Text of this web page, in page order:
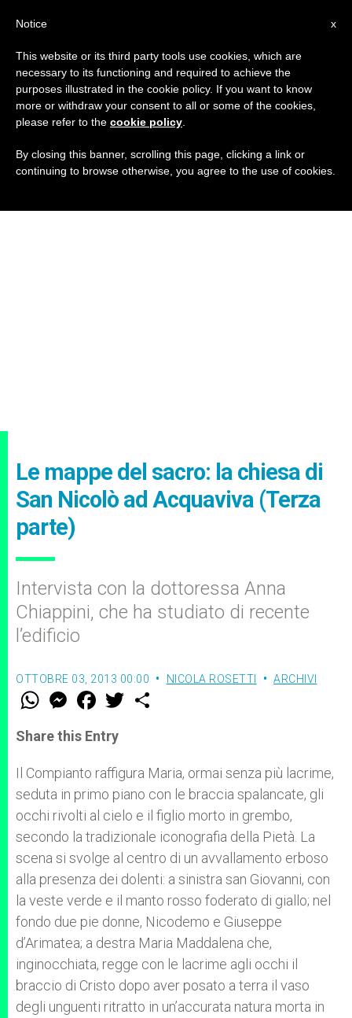
Le mappe del sacro: la chiesa di
San Nicolò ad Acquaviva (Terza
parte)
Intervista con la dottoressa Anna
Chiappini, che ha studiato di recente
l’edificio
OTTOBRE 03, 2013 00:00 NICOLA ROSETTI ARCHIVI
W
t
s
p
p
M
e
s
e
g
e
r
F
a
e
b
o
k
w
r
Share this Entry
Il Compianto raffigura Maria, ormai senza più lacrime,
seduta in primo piano con le braccia spalancate, gli
occhi rivolti al cielo e il figlio morto in grembo,
secondo la tradizionale iconografia della Pietà. La
scena si svolge al centro di un avvallamento erboso
alla presenza dei dolenti: a sinistra san Giovanni, con
la veste verde e il manto rosso foderato di giallo; nel
fondo due pie donne, Nicodemo e Giuseppe
d’Arimatea; a destra Maria Maddalena che,
inginocchiata, regge con le lacrime agli occhi il
braccio di Cristo dopo aver posato a terra il vaso
degli unguenti ritratto in un’accurata natura morta in
x
Notice
This website or its third party tools use cookies, which are
necessary to its functioning and required to achieve the
purposes illustrated in the cookie policy. If you want to know
more or withdraw your consent to all or some of the cookies,
please refer to the cookie policy
By closing this banner, scrolling this page, clicking a link or
continuing to browse otherwise, you agree to the use of cookies.